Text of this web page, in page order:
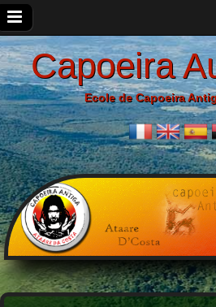
Capoeira
Ecole de Capoeira